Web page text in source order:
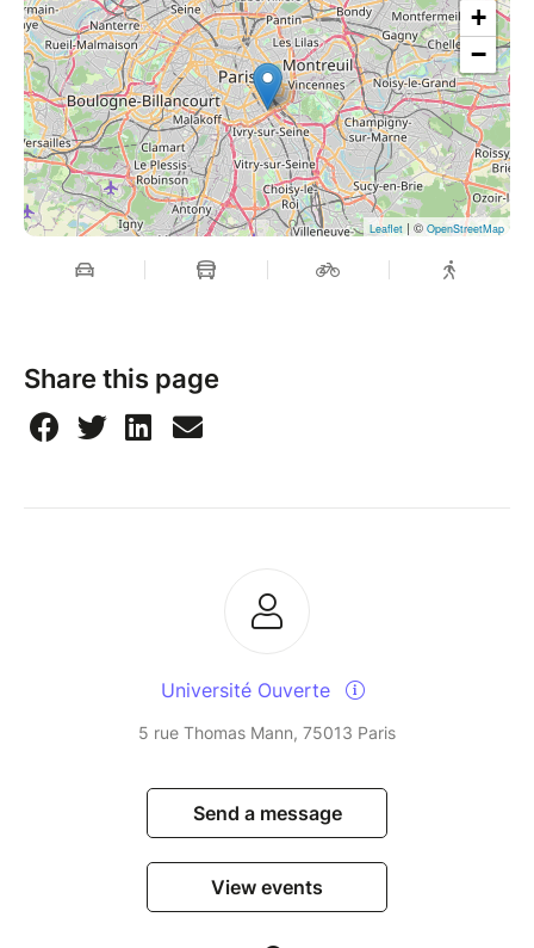
+
−
Leaflet | © OpenStreetMap
Share this page
Université Ouverte
5 rue Thomas Mann, 75013 Paris
Send a message
View events